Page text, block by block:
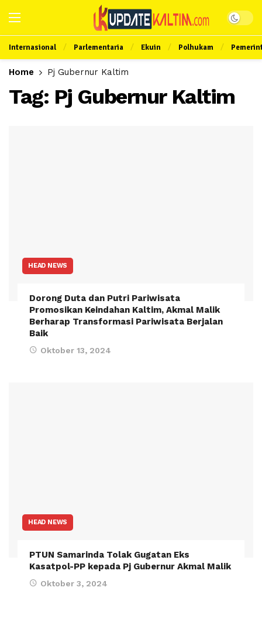
Internasional Parlementaria Ekuin Polhukam
Home Pj Gubernur Kaltim
Tag: Pj Gubernur Kaltim
HEAD NEWS
Dorong Duta dan Putri Pariwisata
Promosikan Keindahan Kaltim, Akmal Malik
Berharap Transformasi Pariwisata Berjalan
Baik
Oktober 13, 2024
HEAD NEWS
PTUN Samarinda Tolak Gugatan Eks
Kasatpol-PP kepada Pj Gubernur Akmal Malik
Oktober 3, 2024